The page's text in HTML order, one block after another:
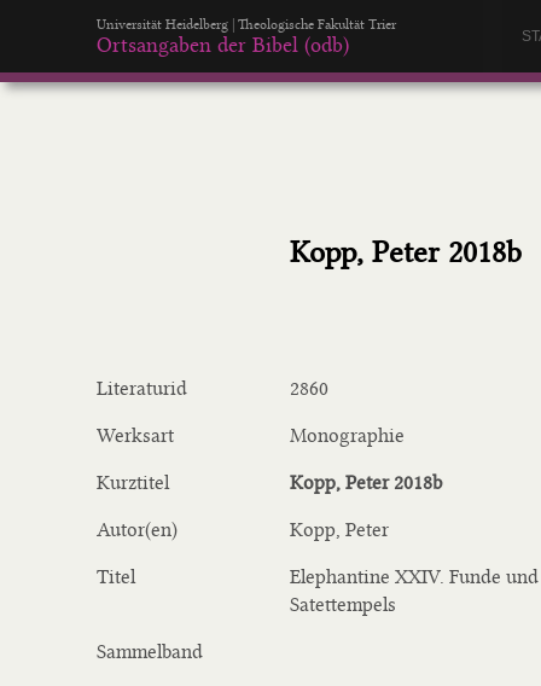
Universität Heidelberg | Theologische Fakultät Trier
Ortsangaben der Bibel (odb)
Kopp, Peter 2018b
Literaturid 2860
Werksart Monographie
Kurztitel Kopp, Peter 2018b
Autor(en) Kopp, Peter
Titel
Elephantine XXIV. Funde
Satettempels
Sammelband